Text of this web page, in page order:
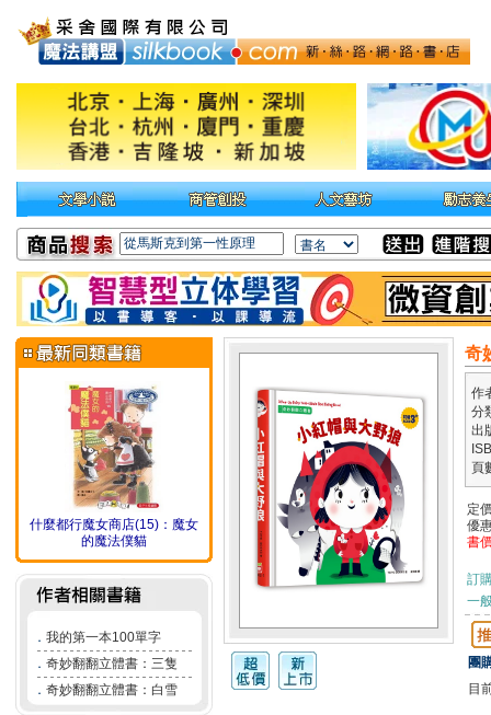
什麼都行魔女商店(15)：魔女
的魔法僕貓
． 我的第一本100單字
． 奇妙翻翻立體書：三隻
． 奇妙翻翻立體書：白雪
奇
作
分
出
頁
定
優
書
訂
一
團
目